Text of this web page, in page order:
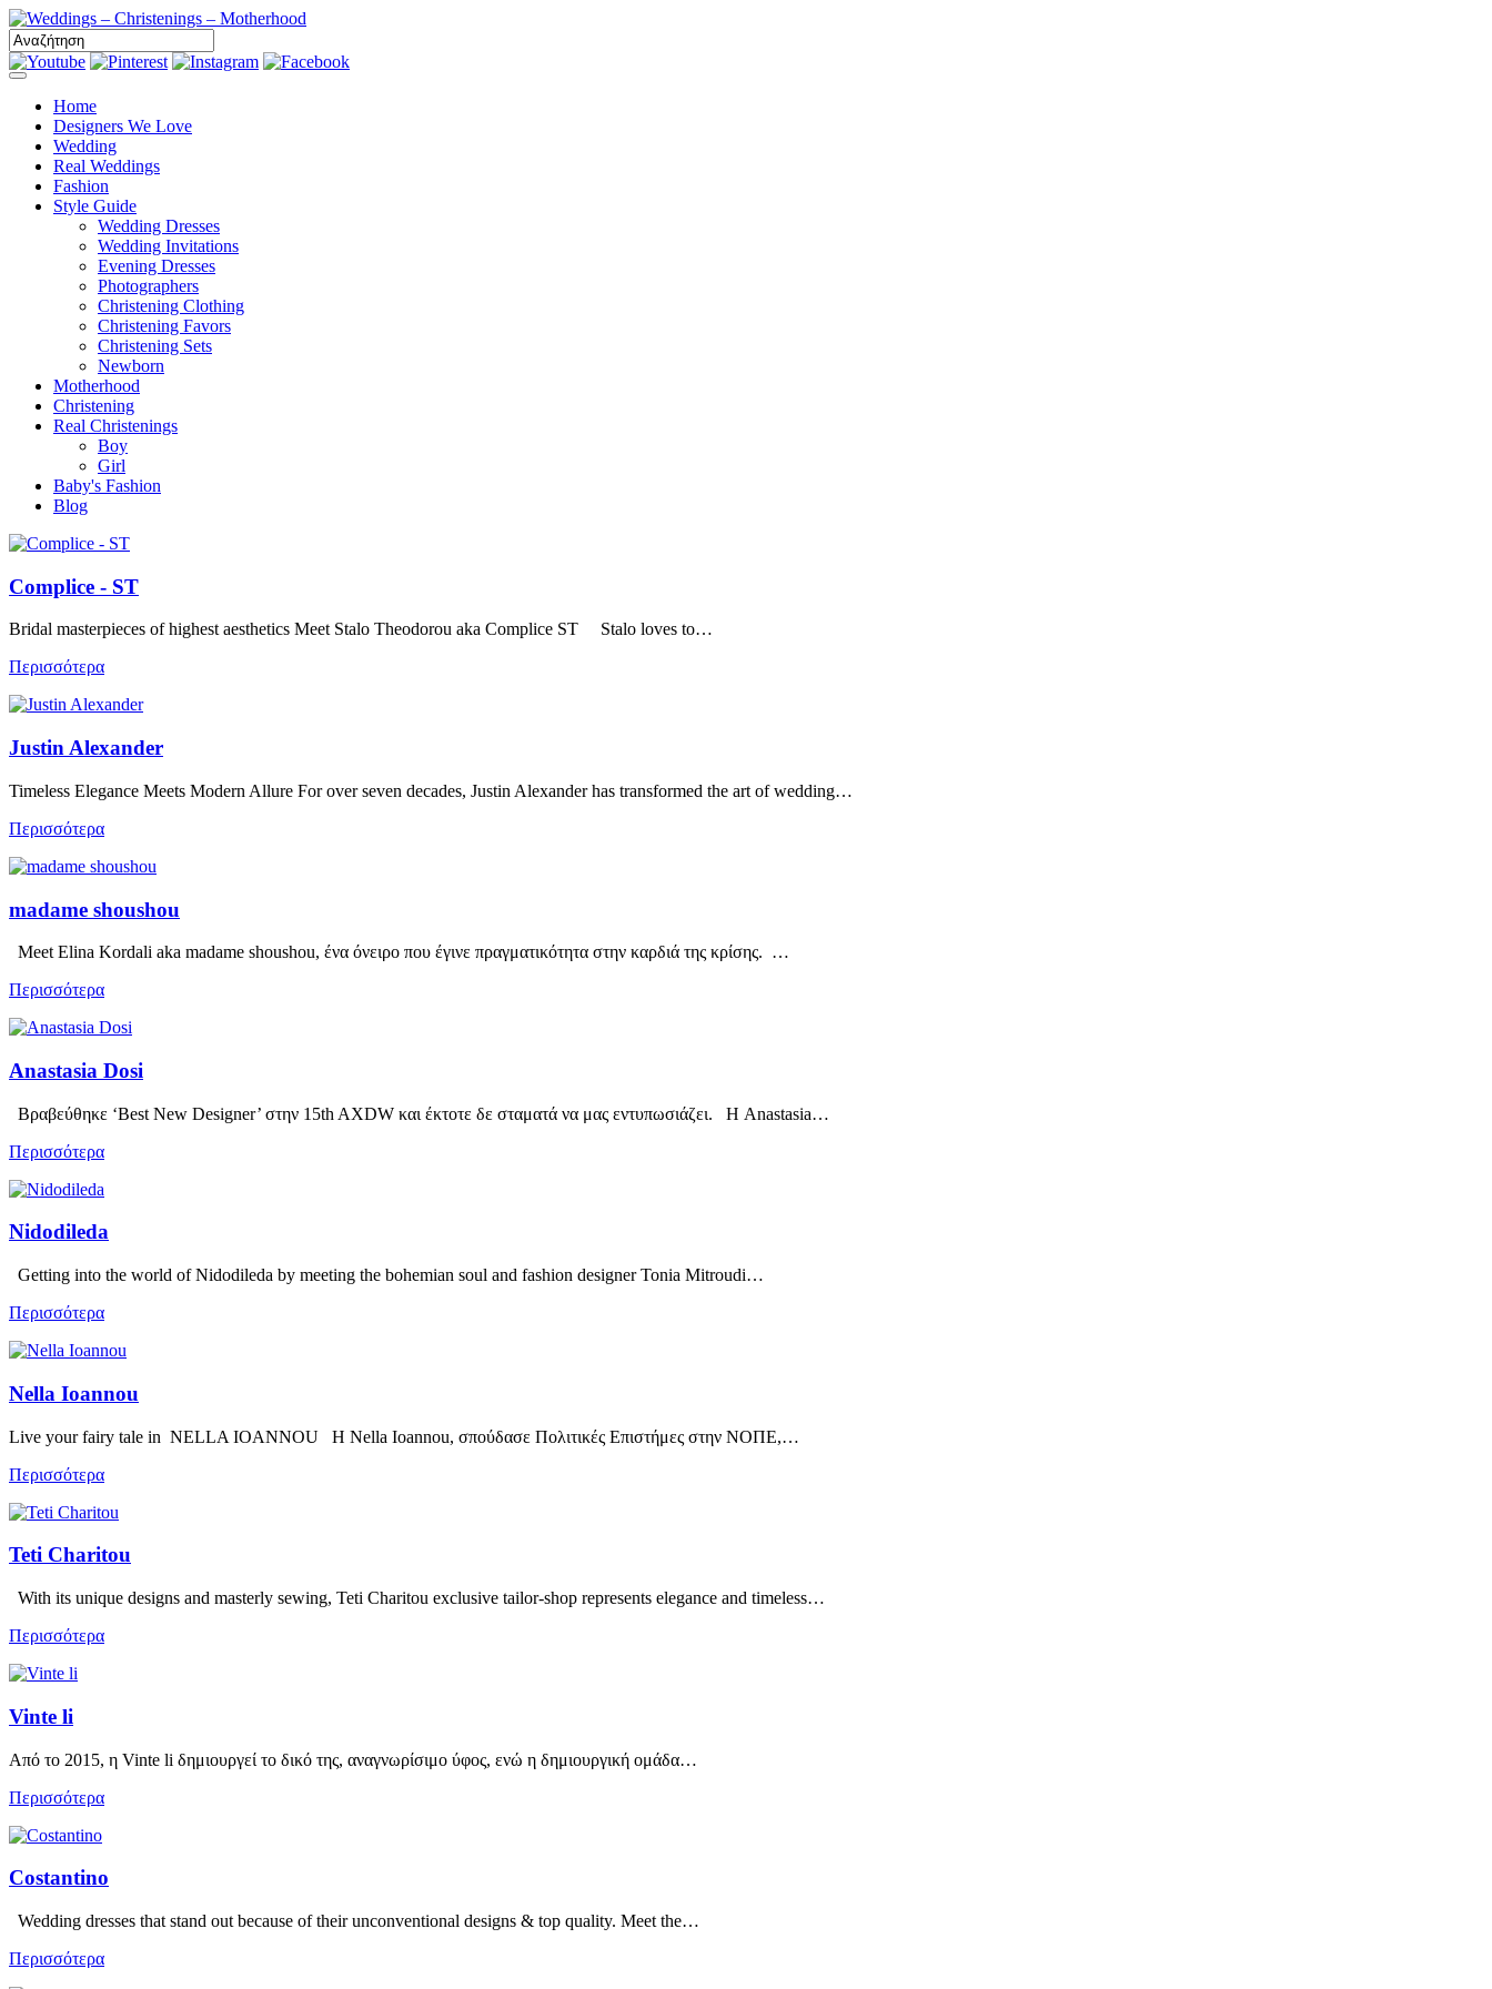
Toggle
navigation
Home
Designers We Love
Wedding
Real Weddings
Fashion
Style Guide
Wedding Dresses
Wedding Invitations
Evening Dresses
Photographers
Christening Clothing
Christening Favors
Christening Sets
Newborn
Motherhood
Christening
Real Christenings
Boy
Girl
Baby's Fashion
Blog
Complice - ST
Bridal masterpieces of highest aesthetics Meet Stalo Theodorou aka Complice ST Stalo loves to…
Περισσότερα
Justin Alexander
Timeless Elegance Meets Modern Allure For over seven decades, Justin Alexander has transformed the art of wedding…
Περισσότερα
madame shoushou
Meet Elina Kordali aka madame shoushou, ένα όνειρο που έγινε πραγματικότητα στην καρδιά της κρίσης. …
Περισσότερα
Anastasia Dosi
Βραβεύθηκε ‘Best New Designer’ στην 15th AXDW και έκτοτε δε σταματά να μας εντυπωσιάζει. Η Anastasia…
Περισσότερα
Nidodileda
Getting into the world of Nidodileda by meeting the bohemian soul and fashion designer Tonia Mitroudi…
Περισσότερα
Nella Ioannou
Live your fairy tale in NELLA IOANNOU Η Nella Ioannou, σπούδασε Πολιτικές Επιστήμες στην ΝΟΠΕ,…
Περισσότερα
Teti Charitou
With its unique designs and masterly sewing, Teti Charitou exclusive tailor-shop represents elegance and timeless…
Περισσότερα
Vinte li
Από το 2015, η Vinte li δημιουργεί το δικό της, αναγνωρίσιμο ύφος, ενώ η δημιουργική ομάδα…
Περισσότερα
Costantino
Wedding dresses that stand out because of their unconventional designs & top quality. Meet the…
Περισσότερα